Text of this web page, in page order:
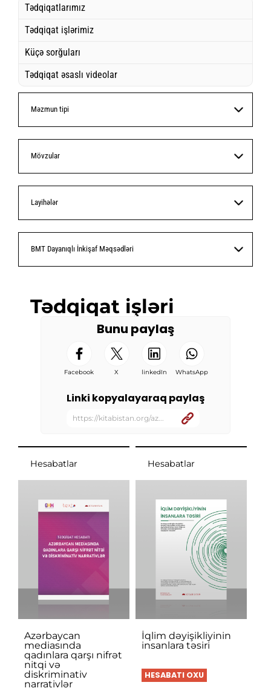
Tədqiqatlarımız
Tədqiqat işlərimiz
Küçə sorğuları
Tədqiqat əsaslı videolar
Məzmun tipi
Mövzular
Layihələr
BMT Dayanıqlı İnkişaf Məqsədləri
Tədqiqat işləri
Bunu paylaş
Facebook X linkedIn WhatsApp
Linki kopyalayaraq paylaş
https://kitabistan.org/az...
Hesabatlar
Azərbaycan
mediasında
qadınlara qarşı nifrət
nitqi və
diskriminativ
narrativlər
Hesabatlar
İqlim dəyişikliyinin
insanlara təsiri
HESABATI OXU